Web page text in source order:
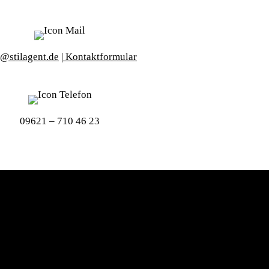
Kontaktformular
09621 – 710 46 23